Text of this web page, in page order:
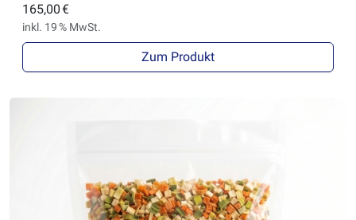
165,00 €
inkl. 19 % MwSt.
Zum Produkt